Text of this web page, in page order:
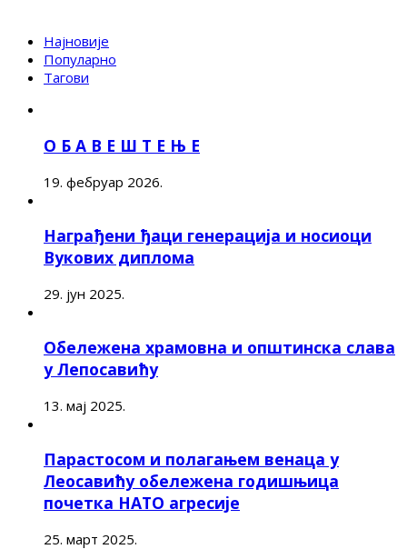
Најновије
Популарно
Тагови
О Б А В Е Ш Т Е Њ Е
19. фебруар 2026.
Награђени ђаци генерација и носиоци
Вукових диплома
29. јун 2025.
Обележена храмовна и општинска слава
у Лепосавићу
13. мај 2025.
Парастосом и полагањем венаца у
Леосавићу обележена годишњица
почетка НАТО агресије
25. март 2025.